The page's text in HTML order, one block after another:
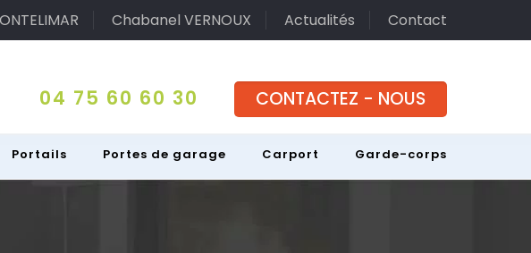
Chabanel VERNOUX Actualités Contact
Portails Portes de garage Carport Garde-corps
04 75 60 60 30 CONTACTEZ - NOUS